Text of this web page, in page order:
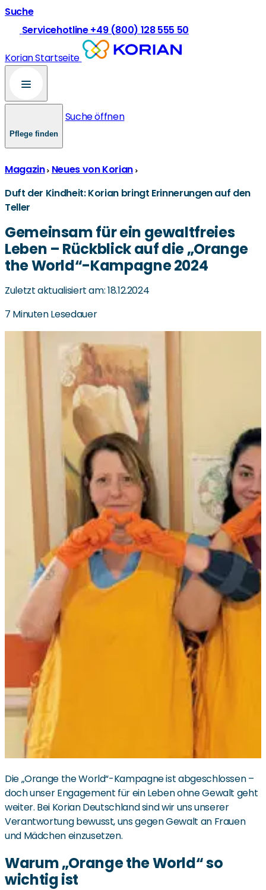
Suche
Servicehotline +49 (800) 128 555 50
Korian Startseite
Pflege finden
Suche öffnen
Magazin Neues von Korian
Duft der Kindheit: Korian bringt Erinnerungen auf den
Teller
Gemeinsam für ein gewaltfreies
Leben – Rückblick auf die „Orange
the World“-Kampagne 2024
Zuletzt aktualisiert am: 18.12.2024
7 Minuten Lesedauer
Die „Orange the World“-Kampagne ist abgeschlossen –
doch unser Engagement für ein Leben ohne Gewalt geht
weiter. Bei Korian Deutschland sind wir uns unserer
Verantwortung bewusst, uns gegen Gewalt an Frauen
und Mädchen einzusetzen.
Warum „Orange the World“ so
wichtig ist